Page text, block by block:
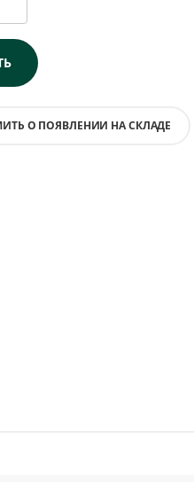
О ПОЯВЛЕНИИ НА СКЛАДЕ